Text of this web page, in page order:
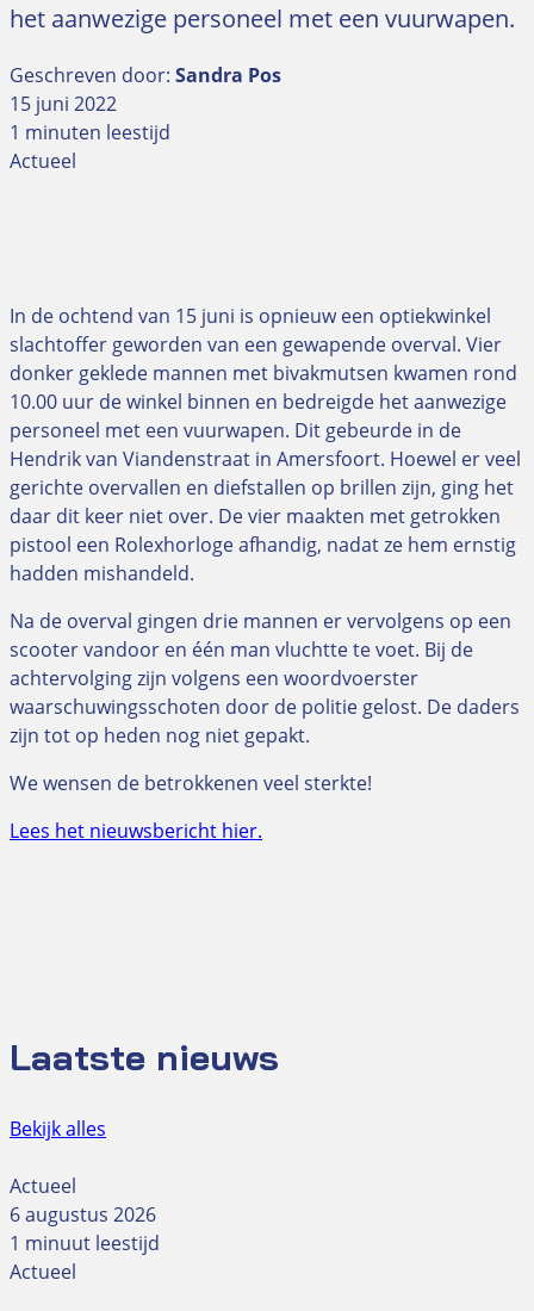
het aanwezige personeel met een vuurwapen.
Geschreven door: Sandra Pos
15 juni 2022
1 minuten leestijd
Actueel
In de ochtend van 15 juni is opnieuw een optiekwinkel
slachtoffer geworden van een gewapende overval. Vier
donker geklede mannen met bivakmutsen kwamen rond
10.00 uur de winkel binnen en bedreigde het aanwezige
personeel met een vuurwapen. Dit gebeurde in de
Hendrik van Viandenstraat in Amersfoort. Hoewel er veel
gerichte overvallen en diefstallen op brillen zijn, ging het
daar dit keer niet over. De vier maakten met getrokken
pistool een Rolexhorloge afhandig, nadat ze hem ernstig
hadden mishandeld.
Na de overval gingen drie mannen er vervolgens op een
scooter vandoor en één man vluchtte te voet. Bij de
achtervolging zijn volgens een woordvoerster
waarschuwingsschoten door de politie gelost. De daders
zijn tot op heden nog niet gepakt.
We wensen de betrokkenen veel sterkte!
Lees het nieuwsbericht hier.
Laatste nieuws
Bekijk alles
Actueel
6 augustus 2026
1 minuut leestijd
Actueel